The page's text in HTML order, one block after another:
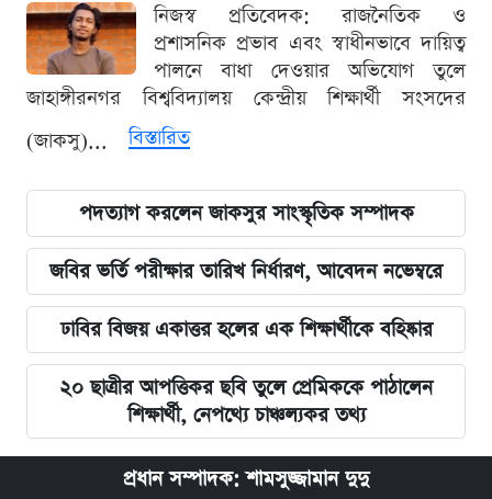
নিজস্ব প্রতিবেদক: রাজনৈতিক ও
প্রশাসনিক প্রভাব এবং স্বাধীনভাবে দায়িত্ব
পালনে বাধা দেওয়ার অভিযোগ তুলে
জাহাঙ্গীরনগর বিশ্ববিদ্যালয় কেন্দ্রীয় শিক্ষার্থী সংসদের
(জাকসু)...
বিস্তারিত
পদত্যাগ করলেন জাকসুর সাংস্কৃতিক সম্পাদক
জবির ভর্তি পরীক্ষার তারিখ নির্ধারণ, আবেদন নভেম্বরে
ঢাবির বিজয় একাত্তর হলের এক শিক্ষার্থীকে বহিষ্কার
২০ ছাত্রীর আপত্তিকর ছবি তুলে প্রেমিককে পাঠালেন
শিক্ষার্থী, নেপথ্যে চাঞ্চল্যকর তথ্য
প্রধান সম্পাদক: শামসুজ্জামান দুদু